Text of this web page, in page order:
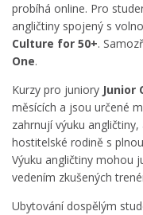
probíhá online. Pro
angličtiny spojený s
Culture for 50+.
One.
Kurzy pro juniory Junior
měsících a jsou určené
zahrnují výuku
hostitelské rodině s
Výuku angličtiny mohou
vedením zkušených
Ubytování dospělým